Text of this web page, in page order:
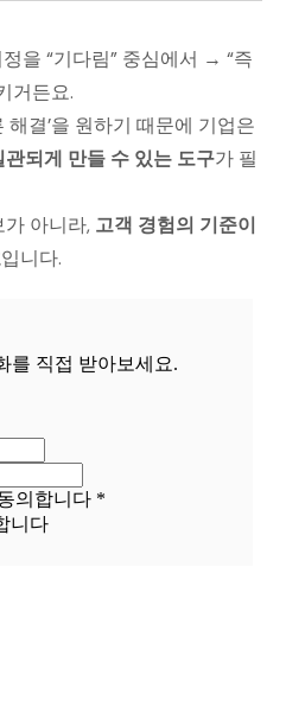
을 “기다림” 중심에서 → “즉
거든요.
해결’을 원하기 때문에 기업은
되게 만들 수 있는 도구가 필
아니라, 고객 경험의 기준이
입니다.